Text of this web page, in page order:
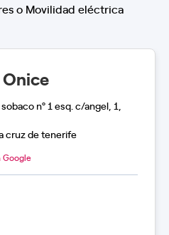
o Movilidad eléctrica
nº 1 esq. c/angel, 1,
cruz de tenerife